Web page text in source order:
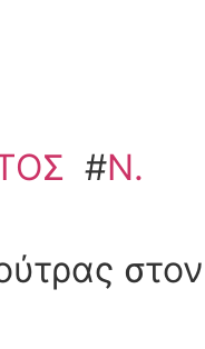
#Ν.
στον